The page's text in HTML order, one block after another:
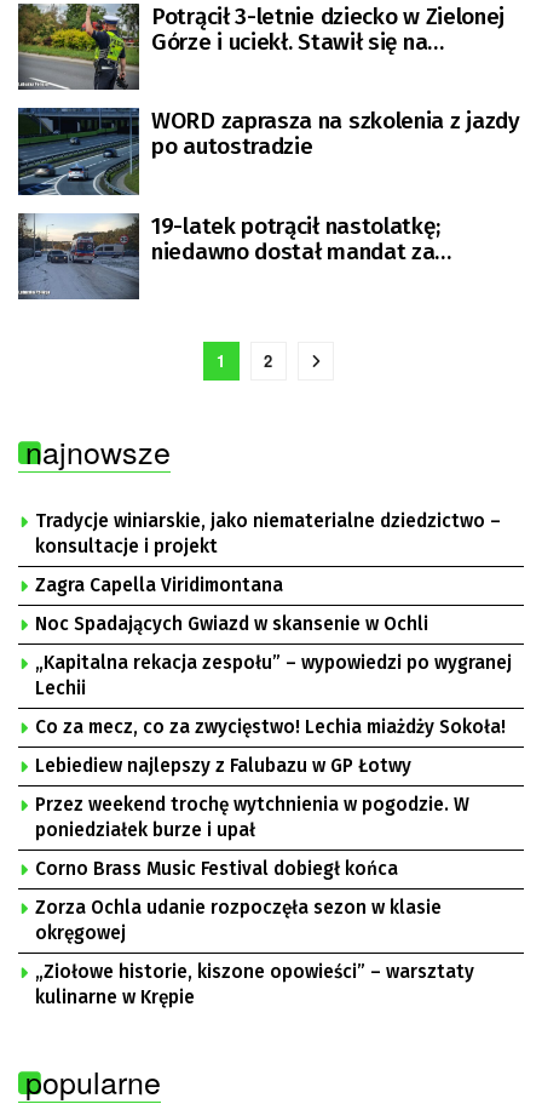
Potrącił 3-letnie dziecko w Zielonej
Górze i uciekł. Stawił się na
WORD zaprasza na szkolenia z jazdy
po autostradzie
19-latek potrącił nastolatkę;
niedawno dostał mandat za
1 2
najnowsze
Tradycje winiarskie, jako niematerialne dziedzictwo –
konsultacje i projekt
Zagra Capella Viridimontana
Noc Spadających Gwiazd w skansenie w Ochli
„Kapitalna rekacja zespołu” – wypowiedzi po wygranej
Lechii
Co za mecz, co za zwycięstwo! Lechia miażdży Sokoła!
Lebiediew najlepszy z Falubazu w GP Łotwy
Przez weekend trochę wytchnienia w pogodzie. W
poniedziałek burze i upał
Corno Brass Music Festival dobiegł końca
Zorza Ochla udanie rozpoczęła sezon w klasie
okręgowej
„Ziołowe historie, kiszone opowieści” – warsztaty
kulinarne w Krępie
popularne